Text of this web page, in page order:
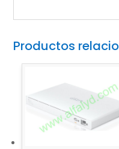
Productos